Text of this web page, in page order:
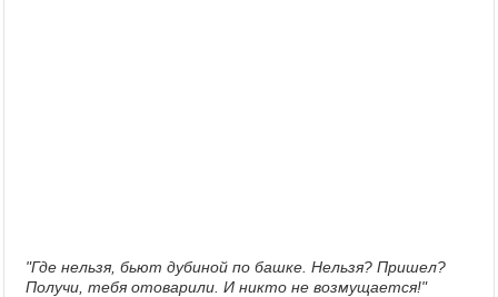
"Где нельзя, бьют дубиной по башке. Нельзя? Пришел?
Получи, тебя отоварили. И никто не возмущается!"